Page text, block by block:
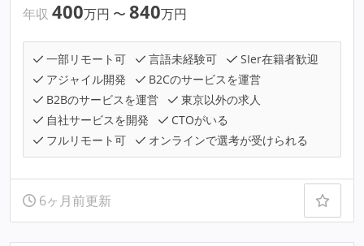
年収 400万円 〜 840万円
一部リモート可 言語未経験可
SIer在籍者歓迎
アジャイル開発
B2Cのサービスを運営
B2Bのサービスを運営
東京以外の求人
自社サービスを開発
CTOがいる
フルリモート可
オンラインで選考が受けられる
6ヶ月前更新